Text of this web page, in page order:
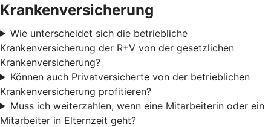
Krankenversicherung
Wie unterscheidet sich die betriebliche
Krankenversicherung der R+V von der gesetzlichen
Krankenversicherung?
Können auch Privatversicherte von der betrieblichen
Krankenversicherung profitieren?
Muss ich weiterzahlen, wenn eine Mitarbeiterin oder ein
Mitarbeiter in Elternzeit geht?